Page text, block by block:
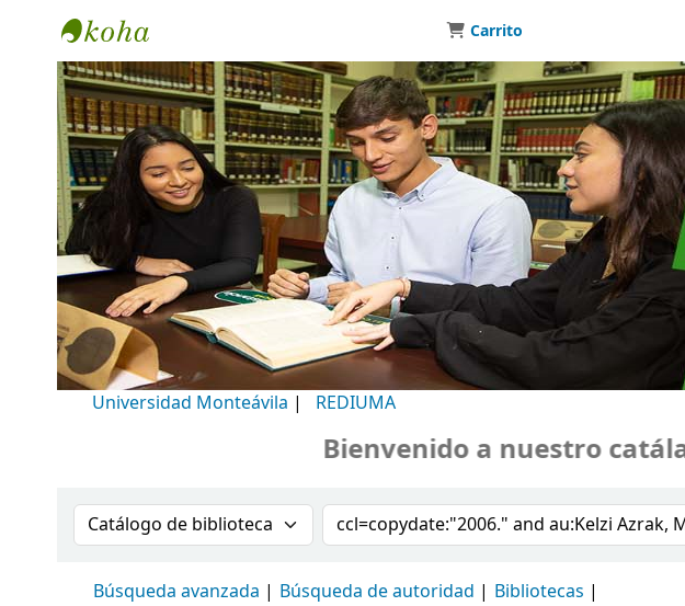
Biblioteca Universidad Monteávila
Carrito
Universidad Monteávila | REDIUMA
Bienvenido a nuestro
Buscar en el catálogo por:Buscar en el catálogo
Búsqueda avanzada Búsqueda de autoridad Bibliotecas